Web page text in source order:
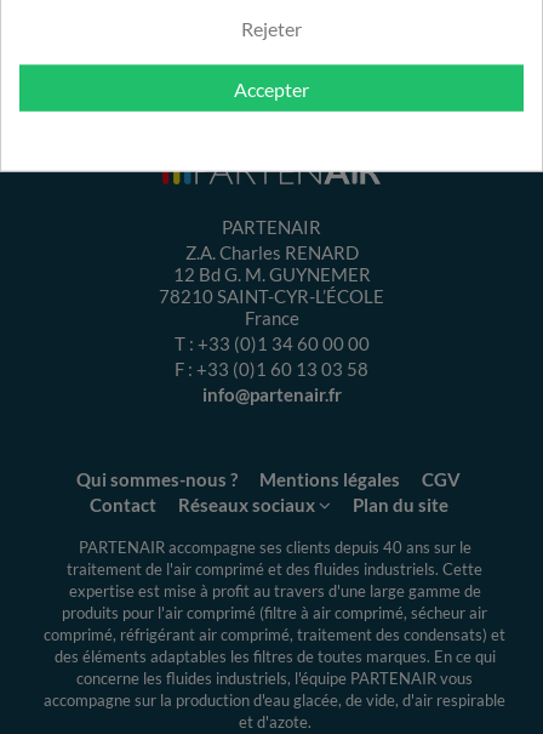
PARTENAIR
Z.A. Charles RENARD
12 Bd G. M. GUYNEMER
78210SAINT-CYR-L’ÉCOLE
France
T : +33 (0)1 34 60 00 00
F : +33 (0)1 60 13 03 58
info@partenair.fr
Qui sommes-nous ? Mentions légales
CGV
Contact
Réseaux sociaux Plan du site
PARTENAIR accompagne ses clients depuis 40 ans sur le
traitement de l'air comprimé et des fluides industriels. Cette
expertiseest mise à profit au travers d'une large gamme de
produits pour l'air comprimé (filtre à air comprimé, sécheur air
comprimé, réfrigérant air comprimé, traitement des condensats) et
des éléments adaptables les filtres de toutes marques. En ce qui
concerne les fluides industriels, l'équipe PARTENAIR vous
accompagne sur la production d'eau glacée, de vide, d'air respirable
et d'azote.
Rejeter
Accepter